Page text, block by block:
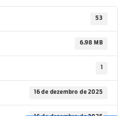
53
6.98 MB
1
16 de dezembro de 2025